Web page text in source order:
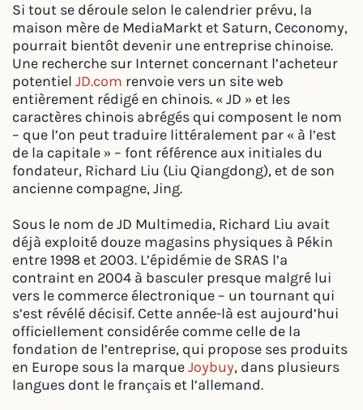
Si tout se déroule selon le calendrier prévu, la
maison mère de MediaMarkt et Saturn, Ceconomy,
pourrait bientôt devenir une entreprise chinoise.
Une recherche sur Internet concernant l’acheteur
potentiel JD.com renvoie vers un site web
entièrement rédigé en chinois. « JD » et les
caractères chinois abrégés qui composent le nom
– que l’on peut traduire littéralement par « à l’est
de la capitale » – font référence aux initiales du
fondateur, Richard Liu (Liu Qiangdong), et de son
ancienne compagne, Jing.
Sous le nom de JD Multimedia, Richard Liu avait
déjà exploité douze magasins physiques à Pékin
entre 1998 et 2003. L’épidémie de SRAS l’a
contraint en 2004 à basculer presque malgré lui
vers le commerce électronique – un tournant qui
s’est révélé décisif. Cette année-là est aujourd’hui
officiellement considérée comme celle de la
fondation de l’entreprise, qui propose ses produits
en Europe sous la marqueJoybuy, dans plusieurs
langues dont le français et l’allemand.